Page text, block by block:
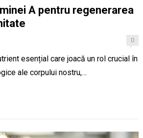
A pentru regenerarea
0
esențial care joacă un rol crucial în
ale corpului nostru,…